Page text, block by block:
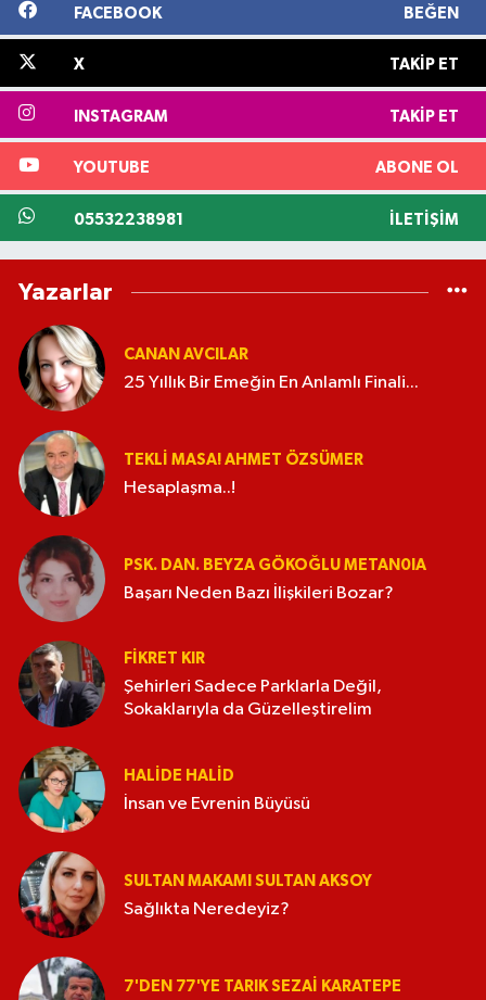
FACEBOOK BEĞEN
X TAKIP ET
INSTAGRAM TAKIP ET
YOUTUBE ABONE OL
05532238981 İLETIŞIM
Yazarlar
CANAN AVCILAR
25 Yıllık Bir Emeğin En Anlamlı Finali...
TEKLI MASA! AHMET ÖZSÜMER
Hesaplaşma..!
PSK. DAN. BEYZA GÖKOĞLU METAN0IA
Başarı Neden Bazı İlişkileri Bozar?
FIKRET KIR
Şehirleri Sadece Parklarla Değil,
Sokaklarıyla da Güzelleştirelim
HALIDE HALID
İnsan ve Evrenin Büyüsü
SULTAN MAKAMI SULTAN AKSOY
Sağlıkta Neredeyiz?
7'DEN 77'YE TARIK SEZAI KARATEPE